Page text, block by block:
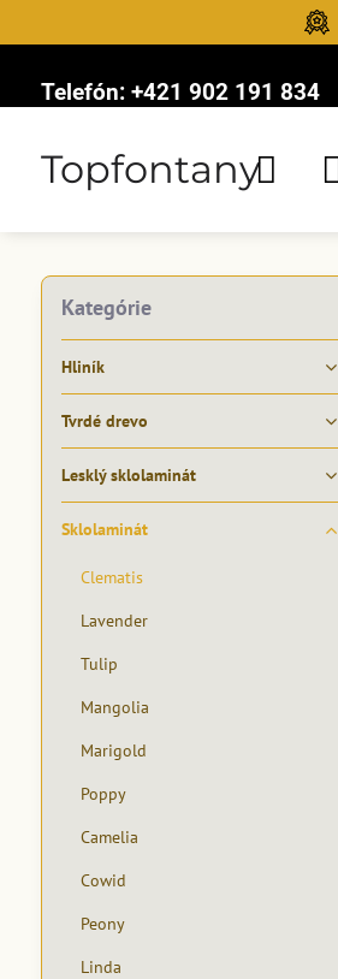
Telefón: +421 902 191 834
Topfontany
Kategórie
Hliník
Tvrdé drevo
Lesklý sklolaminát
Sklolaminát
Clematis
Lavender
Tulip
Mangolia
Marigold
Poppy
Camelia
Cowid
Peony
Linda